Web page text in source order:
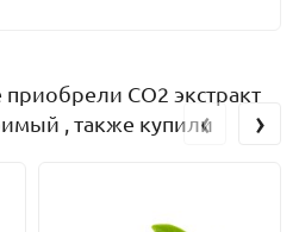
СО2 экстракт
, также купили
‹ ›